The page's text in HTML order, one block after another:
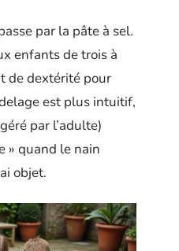
par la pâte à sel.
enfants de trois à
de dextérité pour
est plus intuitif,
par l’adulte)
» quand le nain
objet.